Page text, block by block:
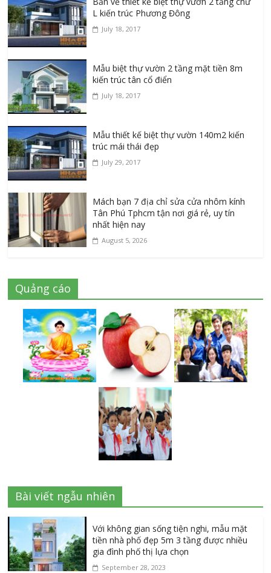
L kiến trúc Phương Đông
July 18, 2017
Mẫu biệt thự vườn 2 tầng mặt tiền 8m
kiến trúc tân cổ điển
July 18, 2017
Mẫu thiết kế biệt thự vườn 140m2 kiến
trúc mái thái đẹp
July 29, 2017
Mách bạn 7 địa chỉ sửa cửa nhôm kính
Tân Phú Tphcm tận nơi giá rẻ, uy tín
nhất hiện nay
August 5, 2026
Quảng cáo
Bài viết ngẫu nhiên
Với không gian sống tiện nghi, mẫu mặt
tiền nhà phố đẹp 5m 3 tầng được nhiều
gia đình phố thị lựa chọn
September 28, 2023